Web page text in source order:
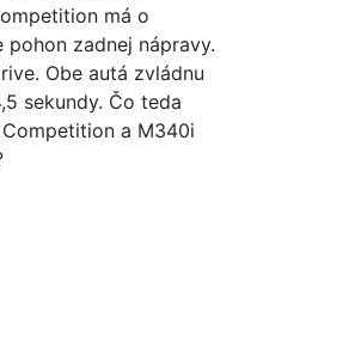
má o
zadnej nápravy.
Obe autá zvládnu
sekundy. Čo teda
a M340i